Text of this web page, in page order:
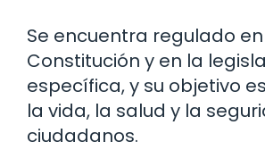
Se encuentra regulado
Constitución y en la
específica, y su objetivo
la vida, la salud y la
ciudadanos.